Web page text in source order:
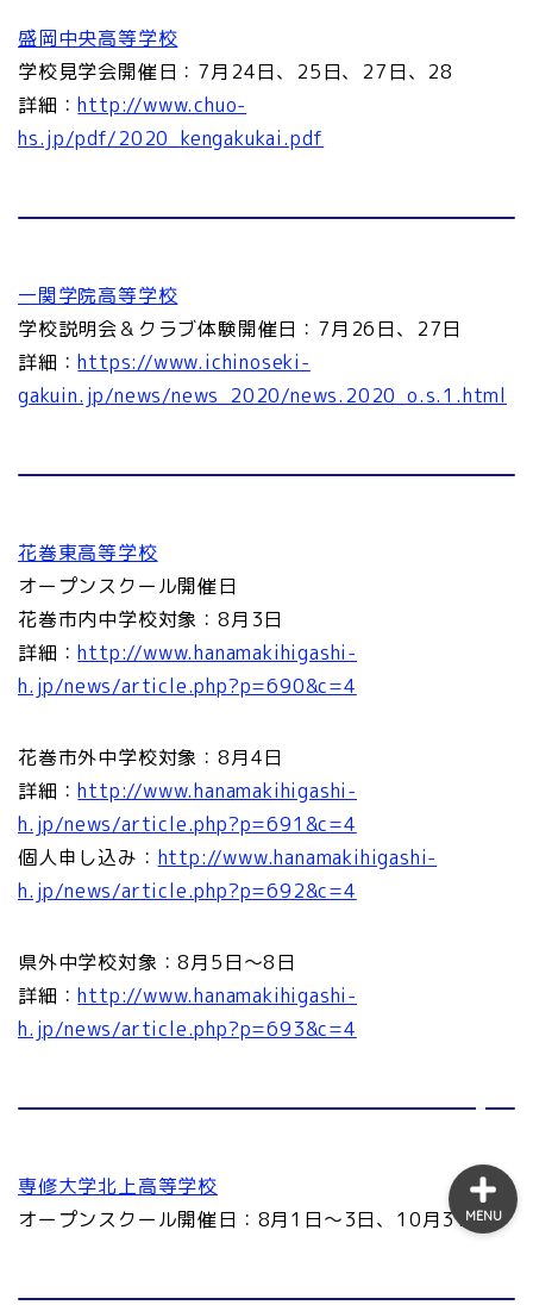
盛岡中央高等学校
学校見学会開催日：7月24日、25日、27日、28
詳細：http://www.chuo-
hs.jp/pdf/2020_kengakukai.pdf
一関学院高等学校
学校説明会＆クラブ体験開催日：7月26日、27日
詳細：https://www.ichinoseki-
gakuin.jp/news/news_2020/news.2020_o.s.1.html
花巻東高等学校
オープンスクール開催日
花巻市内中学校対象：8月3日
詳細：http://www.hanamakihigashi-
h.jp/news/article.php?p=690&c=4
花巻市外中学校対象：8月4日
詳細：http://www.hanamakihigashi-
h.jp/news/article.php?p=691&c=4
個人申し込み： http://www.hanamakihigashi-
h.jp/news/article.php?p=692&c=4
県外中学校対象：8月5日～8日
詳細：http://www.hanamakihigashi-
h.jp/news/article.php?p=693&c=4
専修大学北上高等学校
オープンスクール開催日：8月1日～3日、10月31日
MENU
定時制
サイトマップ